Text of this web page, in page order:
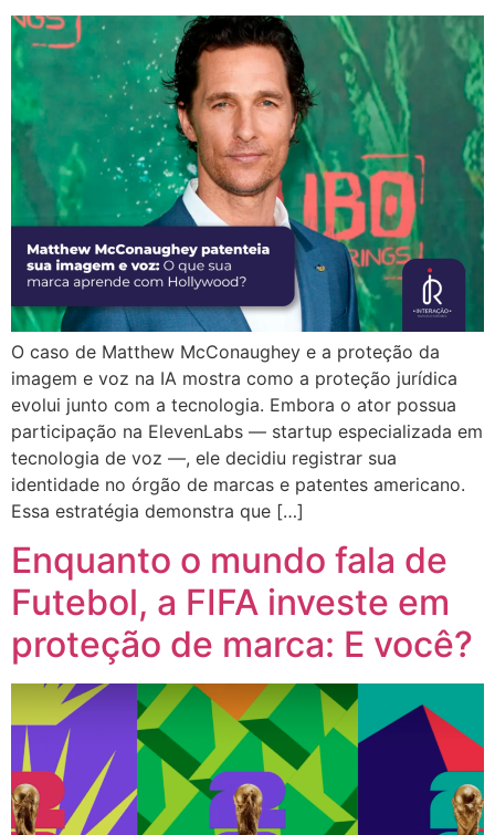
O caso de Matthew McConaughey e a proteção da
imagem e voz na IA mostra como a proteção jurídica
evolui junto com a tecnologia. Embora o ator possua
participação na ElevenLabs — startup especializada em
tecnologia de voz —, ele decidiu registrar sua
identidade no órgão de marcas e patentes americano.
Essa estratégia demonstra que […]
Enquanto o mundo fala de
Futebol, a FIFA investe em
proteção de marca: E você?